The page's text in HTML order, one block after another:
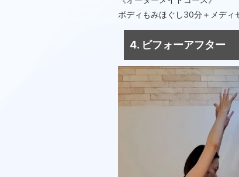
ボディもみほぐし30分＋メディ
4. ビフォーアフター